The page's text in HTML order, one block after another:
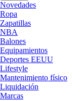
Novedades
Ropa
Zapatillas
NBA
Balones
Equipamientos
Deportes EEUU
Lifestyle
Mantenimiento físico
Liquidación
Marcas